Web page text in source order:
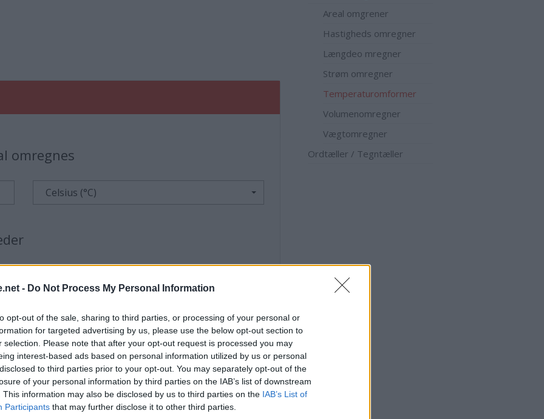
- Do Not Process My Personal Information
opt-out of the sale, sharing to third parties, or processing of your personal or
for targeted advertising by us, please use the below opt-out section to
selection. Please note that after your opt-out request is processed you may
interest-based ads based on personal information utilized by us or personal
to third parties prior to your opt-out. You may separately opt-out of the
of your personal information by third parties on the IAB’s list of downstream
This information may also be disclosed by us to third parties on the IAB’s List of
Participants that may further disclose it to other third parties.
omregnes
Celsius (°C)
Areal omgrener
Hastigheds omregner
Længdeo mregner
Strøm omregner
Temperaturomformer
Volumenomregner
Vægtomregner
Ordtæller / Tegntæller